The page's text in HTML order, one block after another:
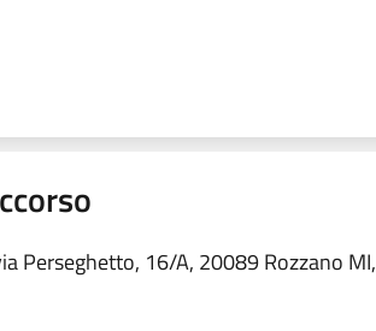
Perseghetto, 16/A, 20089 Rozzano MI,